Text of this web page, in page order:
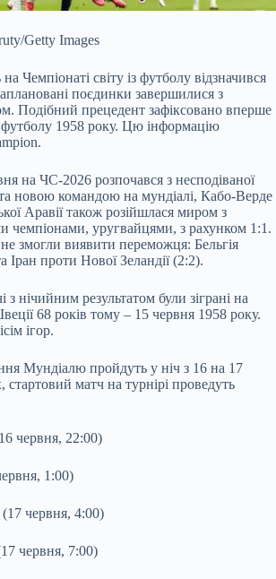
Getty Images
Чемпіонаті світу із футболу відзначився
поєдинки завершилися з
Подібний прецедент зафіксовано вперше
футболу 1958 року. Цю інформацію
на ЧС-2026 розпочався з несподіваної
та новою командою на мундіалі, Кабо-Верде
Аравії також розійшлася миром з
чемпіонами, уругвайцями, з рахунком 1:1.
змогли виявити переможця: Бельгія
проти Нової Зеландії (2:2).
нічийним результатом були зіграні на
68 років тому – 15 червня 1958 року.
ігор.
Мундіалю пройдуть у ніч з 16 на 17
матч на турнірі проведуть
червня, 22:00)
1:00)
червня, 4:00)
червня, 7:00)